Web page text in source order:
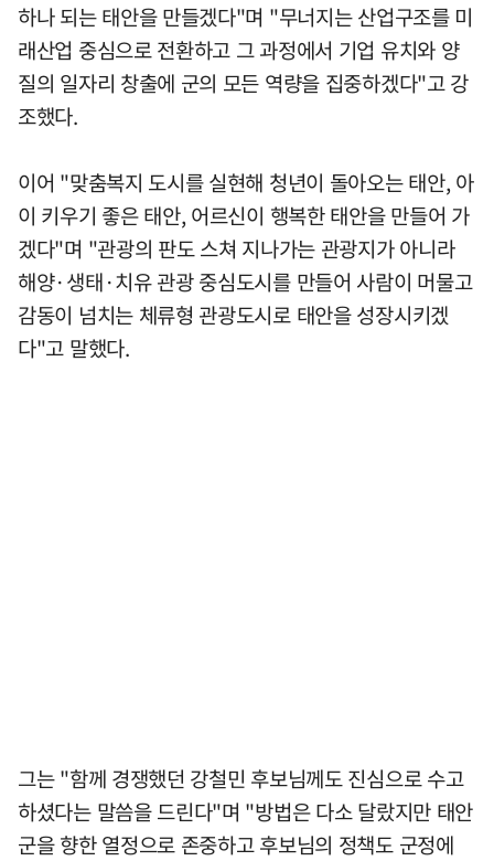
하나 되는 태안을 만들겠다"며 "무너지는 산업구조를 미
래산업 중심으로 전환하고 그 과정에서 기업 유치와 양
질의 일자리 창출에 군의 모든 역량을 집중하겠다"고 강
조했다.
이어 "맞춤복지 도시를 실현해 청년이 돌아오는 태안, 아
이 키우기 좋은 태안, 어르신이 행복한 태안을 만들어 가
겠다"며 "관광의 판도 스쳐 지나가는 관광지가 아니라
해양·생태·치유 관광 중심도시를 만들어 사람이 머물고
감동이 넘치는 체류형 관광도시로 태안을 성장시키겠
다"고 말했다.
그는 "함께 경쟁했던 강철민 후보님께도 진심으로 수고
하셨다는 말씀을 드린다"며 "방법은 다소 달랐지만 태안
군을 향한 열정으로 존중하고 후보님의 정책도 군정에